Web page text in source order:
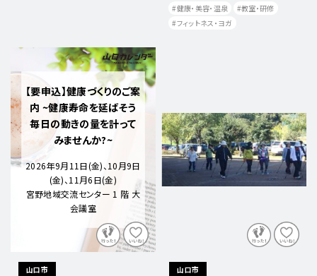
健康・美容・温泉
教室・研修
フィットネス・ヨガ
【要申込】健康づくりのご案
内 ~健康寿命を延ばそう
毎日の動きの量を計って
みませんか?~
2026年9月11日(金)、10月9日
(金)、11月6日(金)
宮野地域交流センター 1 階 大
会議室
山口市 山口市